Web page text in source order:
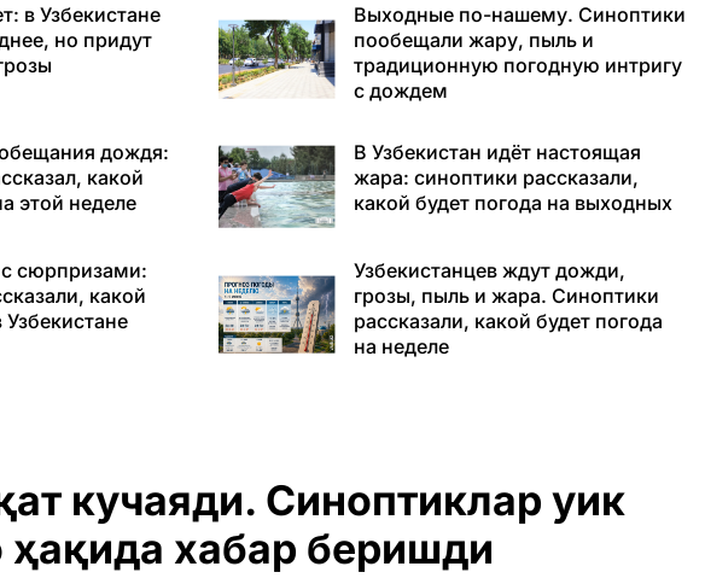
в Узбекистане
но придут
Выходные по-нашему. Синоптики
пообещали жару, пыль и
традиционную погодную интригу
с дождем
дождя:
какой
этой неделе
В Узбекистан идёт настоящая
жара: синоптики рассказали,
какой будет погода на выходных
сюрпризами:
какой
Узбекистане
Узбекистанцев ждут дожди,
грозы, пыль и жара. Синоптики
рассказали, какой будет погода
на неделе
кучаяди. Синоптиклар уик
ҳақида хабар беришди